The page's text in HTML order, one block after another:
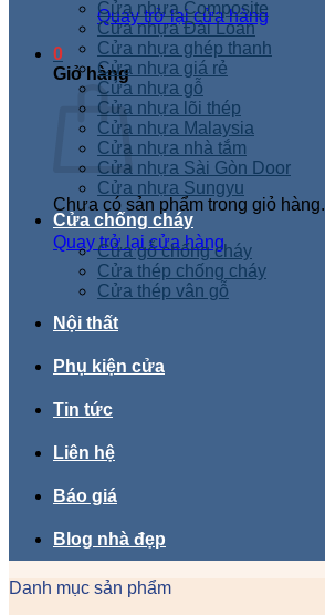
Quay trở lại cửa hàng
0
Giỏ hàng
Chưa có sản phẩm trong giỏ hàng.
Quay trở lại cửa hàng
Cửa nhựa Composite
Cửa nhựa Đài Loan
Cửa nhựa ghép thanh
Cửa nhựa giá rẻ
Cửa nhựa gỗ
Cửa nhựa lõi thép
Cửa nhựa Malaysia
Cửa nhựa nhà tắm
Cửa nhựa Sài Gòn Door
Cửa nhựa Sungyu
Cửa chống cháy
Cửa gỗ chống cháy
Cửa thép chống cháy
Cửa thép vân gỗ
Nội thất
Phụ kiện cửa
Tin tức
Liên hệ
Báo giá
Blog nhà đẹp
Danh mục sản phẩm